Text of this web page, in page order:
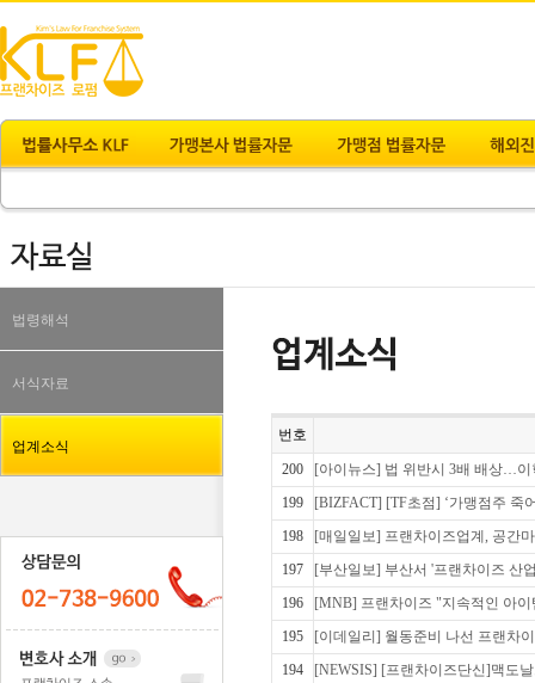
법령해석
서식자료
업계소식
번호
200
[아이뉴스] 법 위반시 3배 배상…
199
[BIZFACT] [TF초점] ‘가맹점주 죽
198
[매일일보] 프랜차이즈업계, 공간
197
[부산일보] 부산서 '프랜차이즈 산
196
[MNB] 프랜차이즈 "지속적인 아
195
[이데일리] 월동준비 나선 프랜차
194
[NEWSIS] [프랜차이즈단신]맥도